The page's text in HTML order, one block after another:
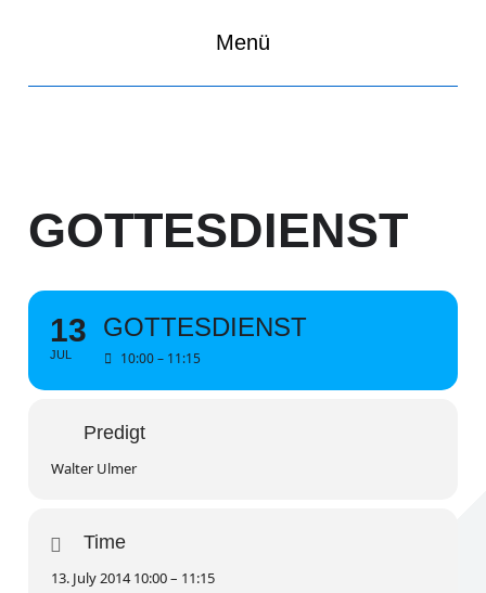
Menü
GOTTESDIENST
13
JUL
GOTTESDIENST
10:00 – 11:15
Predigt
Walter Ulmer
Time
13. July 2014 10:00 – 11:15